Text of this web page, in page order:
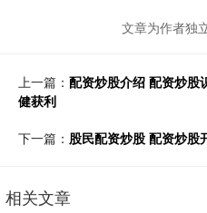
文章为作者独
上一篇： 配资炒股介绍 配资炒股
健获利
下一篇： 股民配资炒股 配资炒股
相关文章